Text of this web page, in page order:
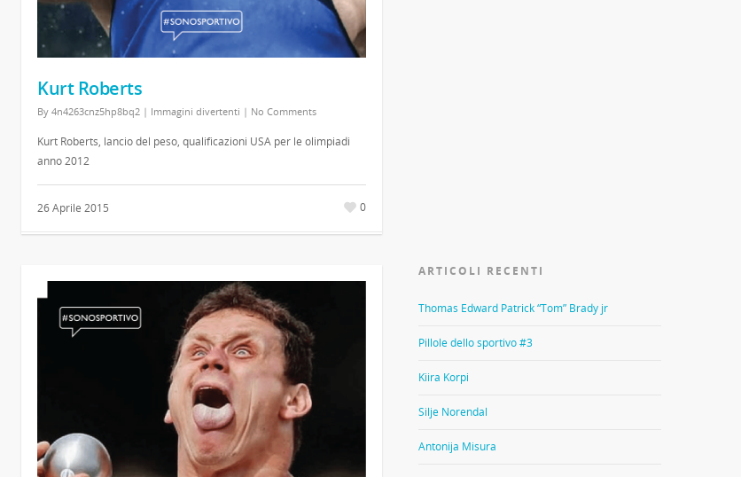
Kurt Roberts
By 4n4263cnz5hp8bq2 | Immagini divertenti | No Comments
Kurt Roberts, lancio del peso, qualificazioni USA per le olimpiadi
anno 2012
26 Aprile 2015 0
ARTICOLI RECENTI
Thomas Edward Patrick “Tom” Brady jr
Pillole dello sportivo #3
Kiira Korpi
Silje Norendal
Antonija Misura